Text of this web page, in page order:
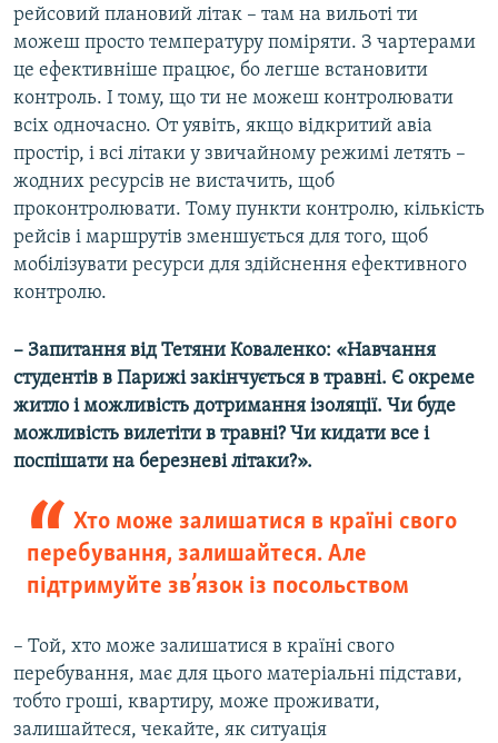
рейсовий плановий літак – там на вильоті ти
можеш просто температуру поміряти. З чартерами
це ефективніше працює, бо легше встановити
контроль. І тому, що ти не можеш контролювати
всіх одночасно. От уявіть, якщо відкритий авіа
простір, і всі літаки у звичайному режимі летять –
жодних ресурсів не вистачить, щоб
проконтролювати. Тому пункти контролю, кількість
рейсів і маршрутів зменшується для того, щоб
мобілізувати ресурси для здійснення ефективного
контролю.
– Запитання від Тетяни Коваленко: «Навчання
студентів в Парижі закінчується в травні. Є окреме
житло і можливість дотримання ізоляції. Чи буде
можливість вилетіти в травні? Чи кидати все і
поспішати на березневі літаки?».
Хто може залишатися в країні свого
перебування, залишайтеся. Але
підтримуйте зв’язок із посольством
– Той, хто може залишатися в країні свого
перебування, має для цього матеріальні підстави,
тобто гроші, квартиру, може проживати,
залишайтеся, чекайте, як ситуація